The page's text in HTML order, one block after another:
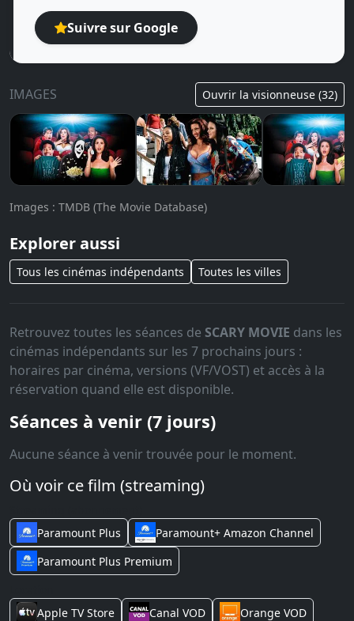
Suivre sur Google
IMAGES Ouvrir la visionneuse (32)
Images : TMDB (The Movie Database)
Explorer aussi
Tous les cinémas indépendants Toutes les villes
Retrouvez toutes les séances de SCARY MOVIE dans les
cinémas indépendants sur les 7 prochains jours :
horaires par cinéma, versions (VF/VOST) et accès à la
réservation quand elle est disponible.
Séances à venir (7 jours)
Aucune séance à venir trouvée pour le moment.
Où voir ce film (streaming)
Paramount Plus
Paramount+ Amazon Channel
Paramount Plus Premium
Apple TV Store
Canal VOD
Orange VOD